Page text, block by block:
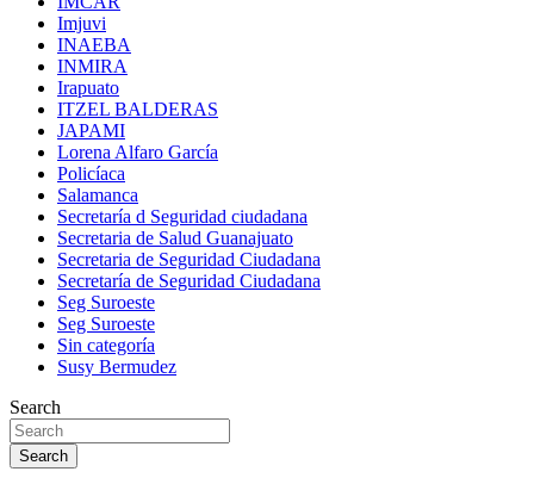
Imjuvi
INAEBA
INMIRA
Irapuato
ITZEL BALDERAS
JAPAMI
Lorena Alfaro García
Policíaca
Salamanca
Secretaría d Seguridad ciudadana
Secretaria de Salud Guanajuato
Secretaria de Seguridad Ciudadana
Secretaría de Seguridad Ciudadana
Seg Suroeste
Seg Suroeste
Sin categoría
Susy Bermudez
Search
Search